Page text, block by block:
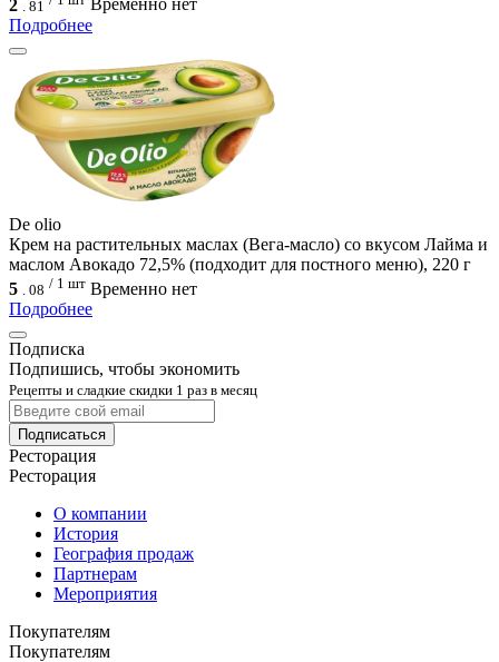
2
81
Временно нет
Подробнее
De olio
Крем на растительных маслах (Вега-масло) со вкусом Лайма и
маслом Авокадо 72,5% (подходит для постного меню), 220 г
5
08 / 1 шт Временно нет
Подробнее
Подписка
Подпишись, чтобы экономить
Рецепты и сладкие скидки 1 раз в месяц
Подписаться
Ресторация
Ресторация
О компании
История
География продаж
Партнерам
Мероприятия
Покупателям
Покупателям